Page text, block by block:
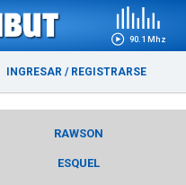
90.1 Mhz
INGRESAR / REGISTRARSE
RAWSON
ESQUEL